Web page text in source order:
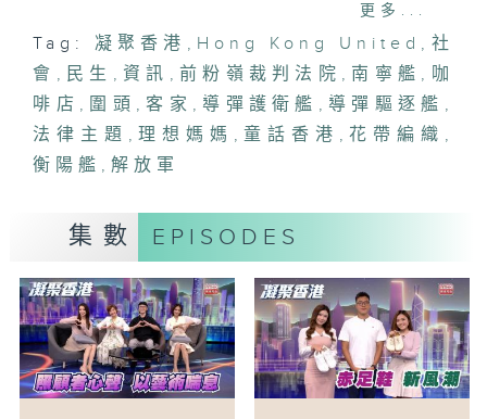
花帶的編織是客家及圍頭婦女世代相傳的技
藝，運用絲線編織成不同款式的花帶，花帶
圖案樣式多變，多數用於日常用品如涼帽帶
及圍裙帶。今集有請傳承人趙雅然小姐分享
前粉嶺裁判法院經活化後成為一個可供導賞
店，更會於前法院內上演一場主持拍檔之間
不和的戲碼。
「童話香港-理想媽媽」
小朋友眼中的媽媽形象如何？又有沒有希望
更多...
Tag: 凝聚香港 , Hong Kong United , 社
會 , 民生 , 資訊 , 前粉嶺裁判法院 , 南寧艦 , 咖
啡店 , 圍頭 , 客家 , 導彈護衛艦 , 導彈驅逐艦 ,
法律主題 , 理想媽媽 , 童話香港 , 花帶編織 ,
衡陽艦 ,解放軍
集數 EPISODES